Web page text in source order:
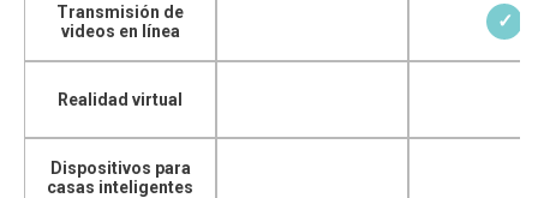
Transmisión de
videos en línea
✓
Realidad virtual
Dispositivos para
casas inteligentes